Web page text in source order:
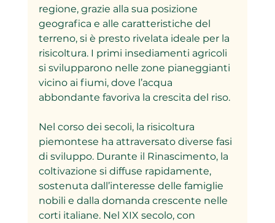
regione, grazie alla sua posizione
geografica e alle caratteristiche del
terreno, si è presto rivelata ideale per la
risicoltura. I primi insediamenti agricoli
si svilupparono nelle zone pianeggianti
vicino ai fiumi, dove l’acqua
abbondante favoriva la crescita del riso.
Nel corso dei secoli, la risicoltura
piemontese ha attraversato diverse fasi
di sviluppo. Durante il Rinascimento, la
coltivazione si diffuse rapidamente,
sostenuta dall’interesse delle famiglie
nobili e dalla domanda crescente nelle
corti italiane. Nel XIX secolo, con